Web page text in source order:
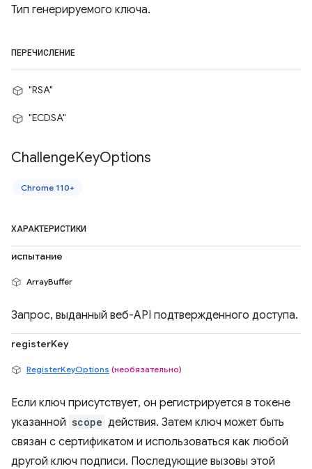
Тип генерируемого ключа.
ПЕРЕЧИСЛЕНИЕ
"RSA"
"ECDSA"
ChallengeKeyOptions
Chrome 110+
ХАРАКТЕРИСТИКИ
испытание
ArrayBuffer
Запрос, выданный веб-API подтвержденного доступа.
registerKey
RegisterKeyOptions (необязательно)
Если ключ присутствует, он регистрируется в токене
указанной scope действия. Затем ключ может быть
связан с сертификатом и использоваться как любой
другой ключ подписи. Последующие вызовы этой